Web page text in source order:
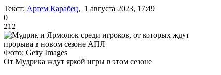
Текст: Артем Карабец, 1 августа 2023, 17:49
0
212
Фото: Getty Images
От Мудрика ждут яркой игры в этом сезоне